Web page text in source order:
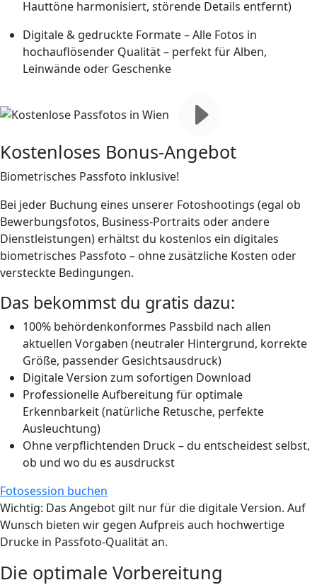
Hauttöne harmonisiert, störende Details entfernt)
Digitale & gedruckte Formate– Alle Fotos in
hochauflösender Qualität – perfekt für Alben,
Leinwände oder Geschenke
Kostenloses Bonus-Angebot
Biometrisches Passfoto inklusive!
Bei jeder Buchung eines unserer Fotoshootings (egal ob
Bewerbungsfotos, Business-Portraits oder andere
Dienstleistungen) erhältst du kostenlos ein digitales
biometrisches Passfoto – ohne zusätzliche Kosten oder
versteckte Bedingungen.
Das bekommst du gratis dazu:
100% behördenkonformes Passbild nach allen
aktuellen Vorgaben (neutraler Hintergrund, korrekte
Größe, passender Gesichtsausdruck)
Digitale Version zum sofortigen Download
Professionelle Aufbereitung für optimale
Erkennbarkeit (natürliche Retusche, perfekte
Ausleuchtung)
Ohne verpflichtenden Druck – du entscheidest selbst,
ob und wo du es ausdruckst
Fotosession buchen
Wichtig: Das Angebot gilt nur für die digitale Version. Auf
Wunsch bieten wir gegen Aufpreis auch hochwertige
Drucke in Passfoto-Qualität an.
Die optimale Vorbereitung